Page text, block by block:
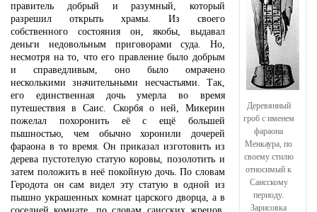
Деревянный
гроб с именем
фараона
Менкаура, по
своему стилю
относимый к
Саисскому
периоду.
Зарисовка
правитель добрый и разумный, который
разрешил открыть храмы. Из своего
собственного состояния он, якобы, выдавал
деньги недовольным приговорами суда. Но,
несмотря на то, что его правление было добрым
и справедливым, оно было омрачено
несколькими значительными несчастьями. Так,
его единственная дочь умерла во время
путешествия в Саис. Скорбя о ней, Микерин
пожелал похоронить её с ещё большей
пышностью, чем обычно хоронили дочерей
фараона в то время. Он приказал изготовить из
дерева пустотелую статую коровы, позолотить и
затем положить в неё покойную дочь. По словам
Геродота он сам видел эту статую в одной из
пышно украшенных комнат царского дворца, а в